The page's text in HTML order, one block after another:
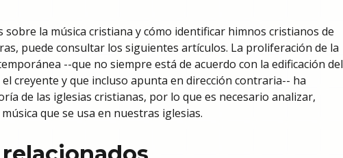
sobre la música cristiana y cómo identificar himnos cristianos de
puede consultar los siguientes artículos. La proliferación de la
--que no siempre está de acuerdo con la edificación del
creyente y que incluso apunta en dirección contraria-- ha
de las iglesias cristianas, por lo que es necesario analizar,
que se usa en nuestras iglesias.